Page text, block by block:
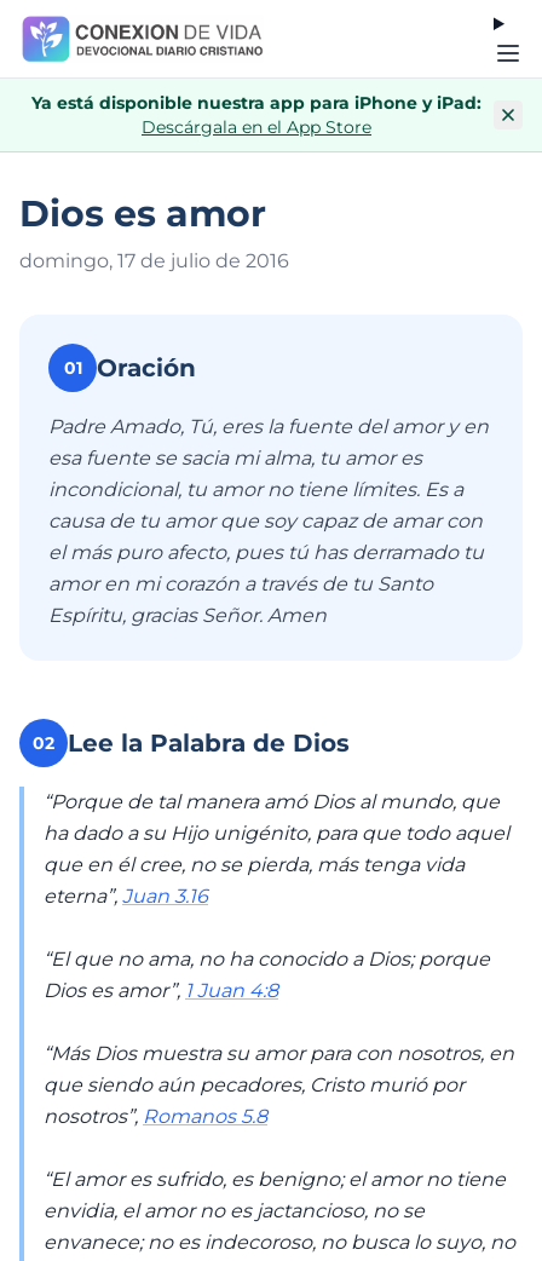
Ya está disponible nuestra app para iPhone y iPad:
Descárgala en el App Store
Dios es amor
domingo, 17 de julio de 2016
01 Oración
Padre Amado, Tú, eres la fuente del amor y en
esa fuente se sacia mi alma, tu amor es
incondicional, tu amor no tiene límites. Es a
causa de tu amor que soy capaz de amar con
el más puro afecto, pues tú has derramado tu
amor en mi corazón a través de tu Santo
Espíritu, gracias Señor. Amen
02 Lee la Palabra de Dios
“Porque de tal manera amó Dios al mundo, que
ha dado a su Hijo unigénito, para que todo aquel
que en él cree, no se pierda, más tenga vida
eterna”, Juan 3.16
“El que no ama, no ha conocido a Dios; porque
Dios es amor”, 1 Juan 4:8
“Más Dios muestra su amor para con nosotros, en
que siendo aún pecadores, Cristo murió por
nosotros”, Romanos 5.8
“El amor es sufrido, es benigno; el amor no tiene
envidia, el amor no es jactancioso, no se
envanece; no es indecoroso, no busca lo suyo, no